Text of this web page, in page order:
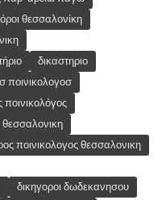
θεσσαλονίκη
δικαστηριο
ποινικολογοσ
ποινικολόγος
θεσσαλονικη
ποινικολογος θεσσαλονικη
δικηγοροι δωδεκανησου